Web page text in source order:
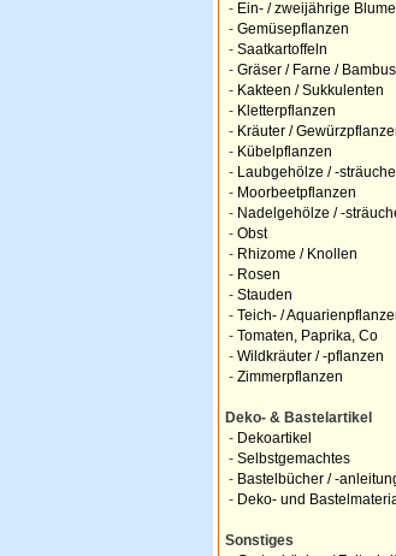
- Ein- / zweijährige
- Gemüsepflanzen
- Saatkartoffeln
- Gräser / Farne / Bambus
- Kakteen / Sukkulenten
- Kletterpflanzen
- Kräuter /
- Kübelpflanzen
-
Laubgehölze / -
- Moorbeetpflanzen
- Nadelgehölze / -
- Obst
- Rhizome / Knollen
- Rosen
- Stauden
- Teich- /
- Tomaten, Paprika, Co
- Wildkräuter / -pflanzen
- Zimmerpflanzen
Deko- & Bastelartikel
- Dekoartikel
- Selbstgemachtes
- Bastelbücher / -
- Deko- und
Sonstiges